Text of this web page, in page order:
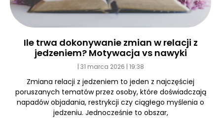
Ile trwa dokonywanie zmian w relacji z
jedzeniem? Motywacja vs nawyki
31 marca 2026 19:38
Zmiana relacji z jedzeniem to jeden z najczęściej
poruszanych tematów przez osoby, które doświadczają
napadów objadania, restrykcji czy ciągłego myślenia o
jedzeniu. Jednocześnie to obszar,